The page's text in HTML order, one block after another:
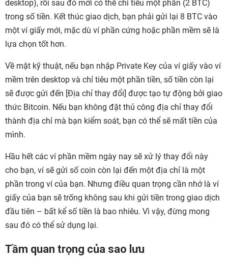
desktop), rồi sau đó mới có thể chi tiêu một phần (2 BTC)
trong số tiền. Kết thúc giao dịch, bạn phải gửi lại 8 BTC vào
một ví giấy mới, mặc dù ví phần cứng hoặc phần mềm sẽ là
lựa chọn tốt hơn.
Về mặt kỹ thuật, nếu bạn nhập Private Key của ví giấy vào ví
mềm trên desktop và chỉ tiêu một phần tiền, số tiền còn lại
sẽ được gửi đến [Địa chỉ thay đổi] được tạo tự động bởi giao
thức Bitcoin. Nếu bạn không đặt thủ công địa chỉ thay đổi
thành địa chỉ mà bạn kiểm soát, bạn có thể sẽ mất tiền của
mình.
Hầu hết các ví phần mềm ngày nay sẽ xử lý thay đổi này
cho bạn, ví sẽ gửi số coin còn lại đến một địa chỉ là một
phần trong ví của bạn. Nhưng điều quan trọng cần nhớ là ví
giấy của bạn sẽ trống không sau khi gửi tiền trong giao dịch
đầu tiên – bất kể số tiền là bao nhiêu. Vì vậy, đừng mong
sau đó có thể sử dụng lại.
Tầm quan trọng của sao lưu